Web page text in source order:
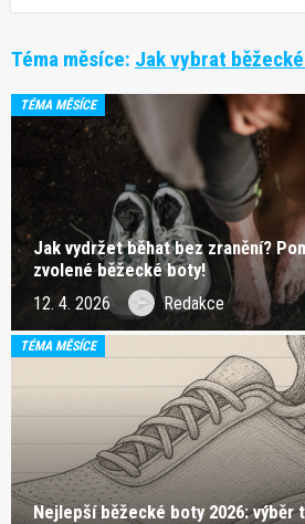
Téma měsíce: Jak vybrat
TÉMA MĚSÍCE
Jak vydržet běhat bez zranění?
zvolené běžecké boty!
12. 4. 2026 Redakce
TÉMA MĚSÍCE
Nejlepší běžecké boty 2026: výběr